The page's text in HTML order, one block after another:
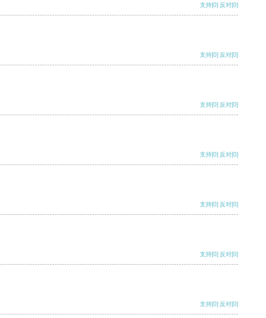
支持[0] 反对[0]
支持[0] 反对[0]
支持[0] 反对[0]
支持[0] 反对[0]
支持[0] 反对[0]
支持[0] 反对[0]
支持[0] 反对[0]